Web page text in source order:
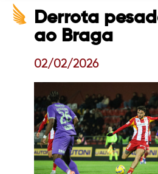
Derrota
ao Braga
02/02/2026